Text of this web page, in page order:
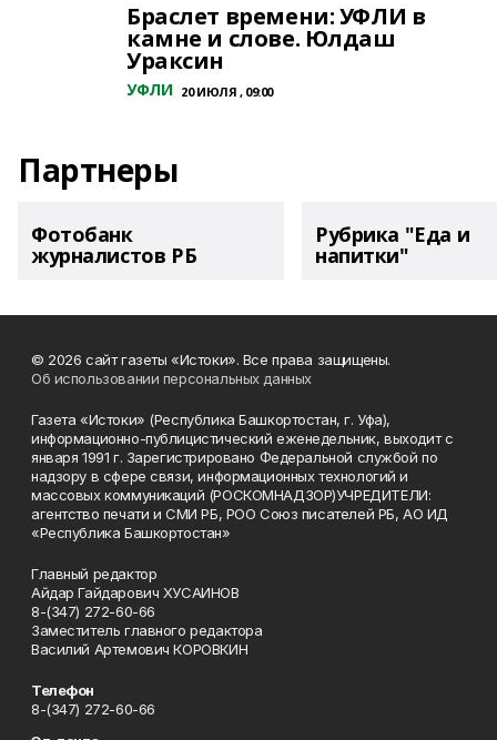
Браслет времени: УФЛИ в
камне и слове. Юлдаш
Ураксин
УФЛИ 20 ИЮЛЯ , 09:00
Партнеры
Фотобанк
журналистов РБ
Рубрика "Еда и
напитки"
© 2026 сайт газеты «Истоки». Все права защищены.
Об использовании персональных данных
Газета «Истоки» (Республика Башкортостан, г. Уфа),
информационно-публицистический еженедельник, выходит с
января 1991 г. Зарегистрировано Федеральной службой по
надзору в сфере связи, информационных технологий и
массовых коммуникаций (РОСКОМНАДЗОР)УЧРЕДИТЕЛИ:
агентство печати и СМИ РБ, РОО Союз писателей РБ, АО ИД
«Республика Башкортостан»
Главный редактор
Айдар Гайдарович ХУСАИНОВ
8-(347) 272-60-66
Заместитель главного редактора
Василий Артемович КОРОВКИН
Телефон
8-(347) 272-60-66